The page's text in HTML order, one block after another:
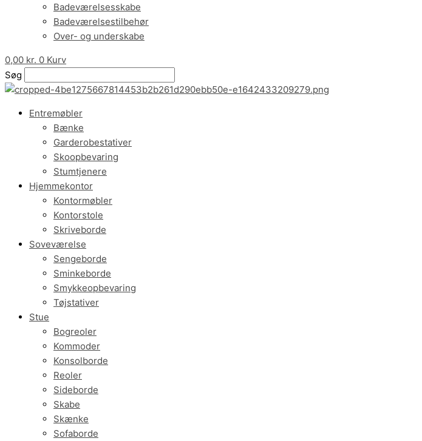
Badeværelsesskabe
Badeværelsestilbehør
Over- og underskabe
0,00 kr. 0 Kurv
Søg
Entremøbler
Bænke
Garderobestativer
Skoopbevaring
Stumtjenere
Hjemmekontor
Kontormøbler
Kontorstole
Skriveborde
Soveværelse
Sengeborde
Sminkeborde
Smykkeopbevaring
Tøjstativer
Stue
Bogreoler
Kommoder
Konsolborde
Reoler
Sideborde
Skabe
Skænke
Sofaborde